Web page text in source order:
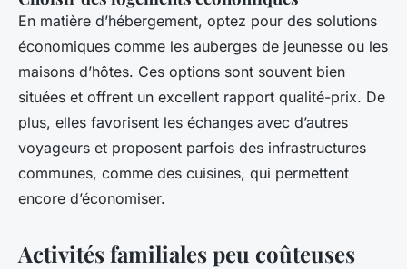
En matière d’hébergement, optez pour des solutions
économiques comme les auberges de jeunesse ou les
maisons d’hôtes. Ces options sont souvent bien
situées et offrent un excellent rapport qualité-prix. De
plus, elles favorisent les échanges avec d’autres
voyageurs et proposent parfois des infrastructures
communes, comme des cuisines, qui permettent
encore d’économiser.
Activités familiales peu coûteuses